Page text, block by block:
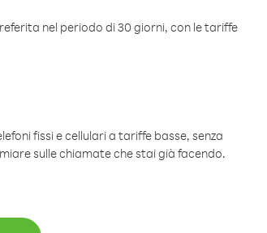
nel periodo di 30 giorni, con le tariffe
fissi e cellulari a tariffe basse, senza
sulle chiamate che stai già facendo.